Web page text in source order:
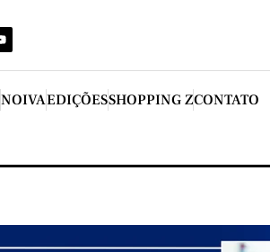
NOIVAEDIÇÕESSHOPPING ZCONTATO